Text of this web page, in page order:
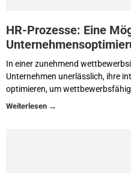
HR-Prozesse: Eine
In einer zunehmend
Unternehmen unerlässlich, ihre
optimieren, um